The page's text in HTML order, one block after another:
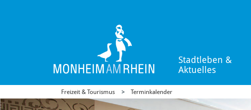
Stadtleben &
Aktuelles
Freizeit & Tourismus Terminkalender